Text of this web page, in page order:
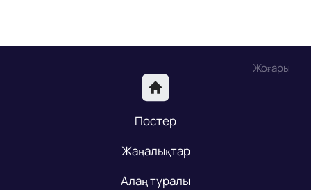
Жоғары
Постер
Жаңалықтар
Алаң туралы